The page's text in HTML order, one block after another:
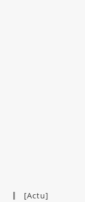
[Actu]